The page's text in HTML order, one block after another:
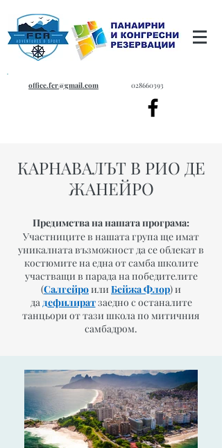
office.fcr@gmail.com 028660393
КАРНАВАЛЪТ В РИО ДЕ
ЖАНЕЙРО
Предимства на нашата програма:
Участниците в нашата група ще имат
уникалната възможност да се облекат в
костюмите на една от самба школите
участващи в парада на победителите
(Салгейроили Бейжа Флор) и
дадефилиратзаедно с останалите
танцьори от тази школа по митичния
самбадром.